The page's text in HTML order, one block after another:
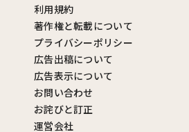
利用規約
著作権と転載について
プライバシーポリシー
広告出稿について
広告表示について
お問い合わせ
お詫びと訂正
運営会社